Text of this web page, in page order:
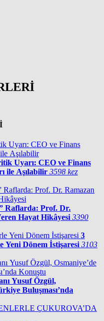
Uyarı: CEO ve Finans
ile Aşılabilir 3598 kez
Raflarda: Prof. Dr.
Hayat Hikâyesi 3390
3
Yeni Dönem İstişaresi 3103
Yusuf Özgül,
Buluşması’nda